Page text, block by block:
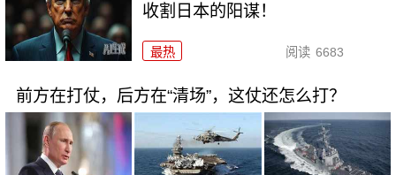
收割日本的阳谋！
最热 阅读 6683
前方在打仗，后方在“清场”，这仗还怎么打？